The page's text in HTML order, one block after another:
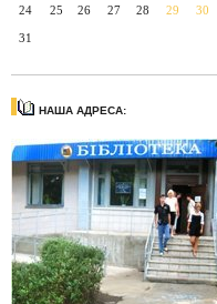
24 25 26 27 28 29 30
31
НАША АДРЕСА: